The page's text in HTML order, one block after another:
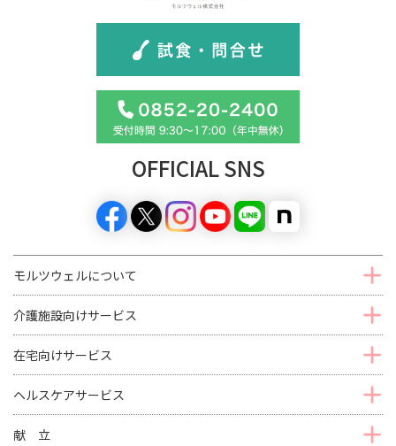
OFFICIAL SNS
モルツウェルについて
介護施設向けサービス
在宅向けサービス
ヘルスケアサービス
献 立